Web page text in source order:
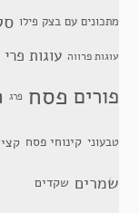
מתכונים עם בצק פילו
עוגות פרווה עוגות פרי
פורים פסח פרג
טבעוני קינוחי פסח
שמרים שקדים